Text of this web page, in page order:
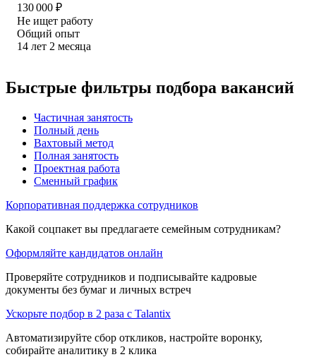
130 000 ₽
Не ищет работу
Общий опыт
14 лет 2 месяца
Быстрые фильтры подбора вакансий
Частичная занятость
Полный день
Вахтовый метод
Полная занятость
Проектная работа
Сменный график
Корпоративная поддержка сотрудников
Какой соцпакет вы предлагаете семейным сотрудникам?
Оформляйте кандидатов онлайн
Проверяйте сотрудников и подписывайте кадровые
документы без бумаг и личных встреч
Ускорьте подбор в 2 раза с Talantix
Автоматизируйте сбор откликов, настройте воронку,
собирайте аналитику в 2 клика